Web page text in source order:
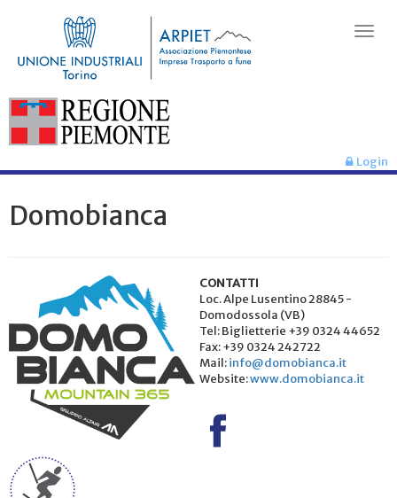
Login
Domobianca
CONTATTI
Loc. Alpe Lusentino 28845 -
Domodossola (VB)
Tel: Biglietterie +39 0324 44652
Fax: +39 0324 242722
Mail:info@domobianca.it
Website:www.domobianca.it